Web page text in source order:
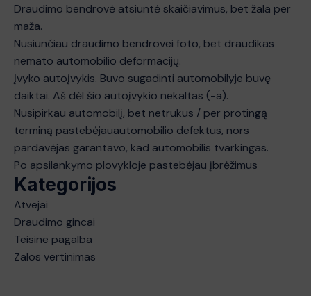
Draudimo bendrovė atsiuntė skaičiavimus, bet žala per
maža.
Nusiunčiau draudimo bendrovei foto, bet draudikas
nemato automobilio deformacijų.
Įvyko autoįvykis. Buvo sugadinti automobilyje buvę
daiktai. Aš dėl šio autoįvykio nekaltas (-a).
Nusipirkau automobilį, bet netrukus / per protingą
terminą pastebėjauautomobilio defektus, nors
pardavėjas garantavo, kad automobilis tvarkingas.
Po apsilankymo plovykloje pastebėjau įbrėžimus
Kategorijos
Atvejai
Draudimo gincai
Teisine pagalba
Zalos vertinimas